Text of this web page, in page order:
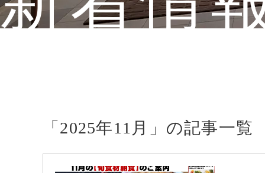
「2025年11月」の記事一覧